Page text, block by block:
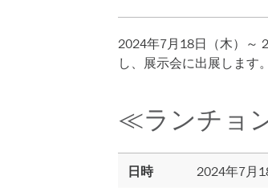
2024年7月18日（木）～
し、展示会に出展します。
≪ランチョ
日時 2024年7月